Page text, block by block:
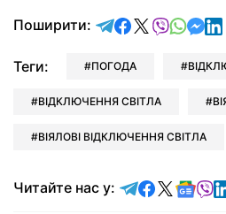
Поширити: відправити у
поділитись у
Теги: ПОГОДА
ВІДКЛЮЧЕННЯ СВІТЛА
ВІЯЛОВІ ВІДКЛЮЧЕННЯ СВІТЛА
Читайте нас у: Читайте у
Читайте у